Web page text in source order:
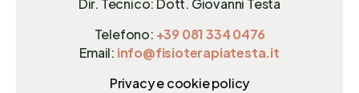
Dir. Tecnico: Dott. Giovanni Testa
Telefono: +39 081 334 0476
Email: info@fisioterapiatesta.it
Privacy e cookie policy